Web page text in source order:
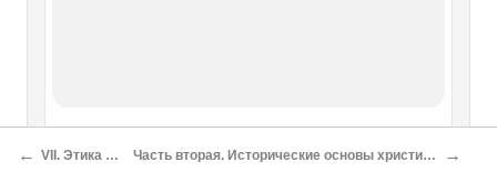
← VII. Этика Филона Часть вторая. Исторические основы христианского богосознания →